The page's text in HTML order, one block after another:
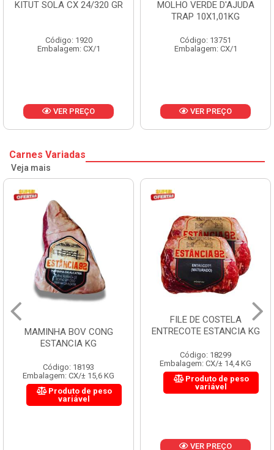
KITUT SOLA CX 24/320 GR
Código: 1920
Embalagem: CX/1
VER PREÇO
MOLHO VERDE D'AJUDA
TRAP 10X1,01KG
Código: 13751
Embalagem: CX/1
VER PREÇO
Carnes Variadas
Veja mais
MAMINHA BOV CONG
ESTANCIA KG
Código: 18193
Embalagem: CX/± 15,6 KG
Produto de peso
variável
FILE DE COSTELA
ENTRECOTE ESTANCIA KG
Código: 18299
Embalagem: CX/± 14,4 KG
Produto de peso
variável
VER PREÇO